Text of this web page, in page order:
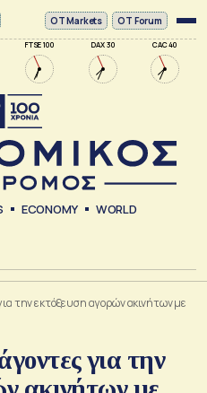
FTSE 100 DAX 30 CAC 40
ΟΤ Markets OT Forum
ECONOMY WORLD
την εκτόξευση αγορών ακινήτων με
για την